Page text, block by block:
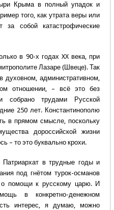
Крыма в полный упадок и
того, как утрата веры или
за собой катастрофические
в 90-х годах XX века, при
Лазаре (Швеце). Так
административном,
отношении, – всё это без
собрано трудами Русской
250 лет. Константинополю
в прямом смысле, поскольку
дороссийской жизни
– то это буквально крохи.
Патриархат в трудные годы и
под гнётом турок-османов
помощи к русскому царю. И
в конкретно-денежном
интерес, я думаю, можно